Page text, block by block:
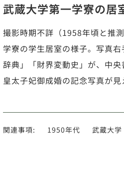
武蔵大学第一学寮の居
撮影時期不詳（1958年頃と推
学寮の学生居室の様子。写真
辞典」「財界変動史」が、中央
皇太子妃御成婚の記念写真が見
関連事項: 1950年代 武蔵大学